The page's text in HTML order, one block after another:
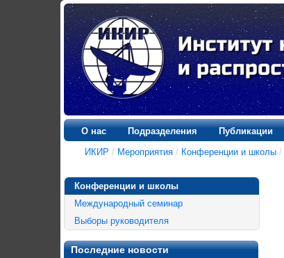
О нас Подразделения Публикации
ИКИР / Мероприятия / Конференции и школы /
Конференции и школы
Международный семинар
Выборы руководителя
Последние новости